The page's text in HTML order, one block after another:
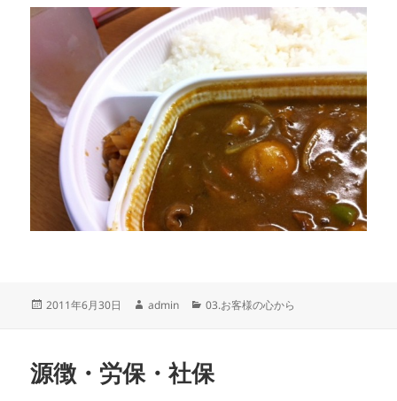
投
2011年6月30日
作
admin
カ
ー
03.お客様の心から
源徴・労保・社保